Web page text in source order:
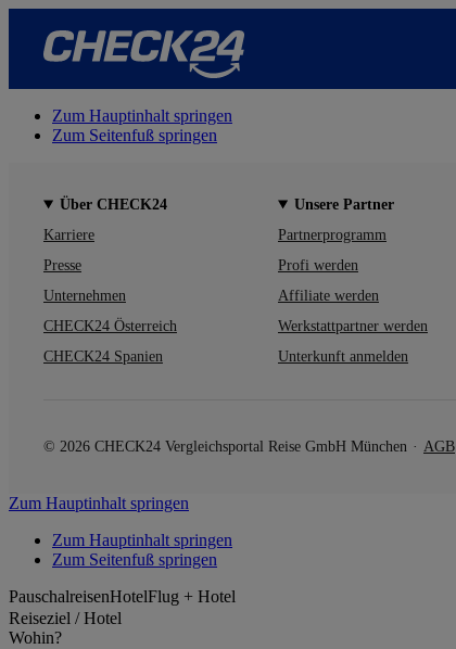
Zum Hauptinhalt springen
Zum Seitenfuß springen
Über CHECK24
Karriere
Presse
Unternehmen
CHECK24 Österreich
CHECK24 Spanien
Unsere Partner
Partnerprogramm
Profi werden
Affiliate werden
Werkstattpartner werden
Unterkunft anmelden
© 2026 CHECK24 Vergleichsportal Reise GmbH München AGB
Zum Hauptinhalt springen
Zum Hauptinhalt springen
Zum Seitenfuß springen
PauschalreisenHotelFlug + Hotel
Reiseziel / Hotel
Wohin?